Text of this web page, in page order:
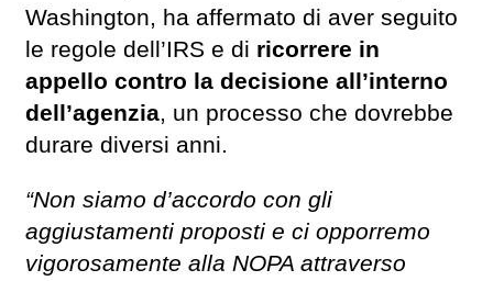
Washington, ha affermato di aver seguito
le regole dell’IRS e di ricorrere in
appello contro la decisione all’interno
dell’agenzia, un processo che dovrebbe
durare diversi anni.
“Non siamo d’accordo con gli
aggiustamenti proposti e ci opporremo
vigorosamente alla NOPA attraverso